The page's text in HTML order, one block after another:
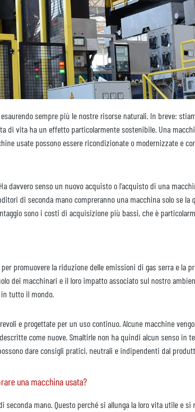
sempre più le nostre risorse naturali. In breve:
di vita ha un effetto particolarmente sostenibile. Una
usate possono essere ricondizionate o modernizzate e
davvero senso un nuovo acquisto o l'acquisto di una
di seconda mano compreranno una macchina solo se
sono i costi di acquisizione più bassi, che è
promuovere la riduzione delle emissioni di gas serra e la
dei macchinari e il loro impatto associato sul nostro
in tutto il mondo.
e progettate per un uso continuo. Alcune macchine
come nuove. Smaltirle non ha quindi alcun senso in
dare consigli pratici, neutrali e indipendenti dal
una macchina usata?
mano. Questo perché si allunga la loro vita utile e